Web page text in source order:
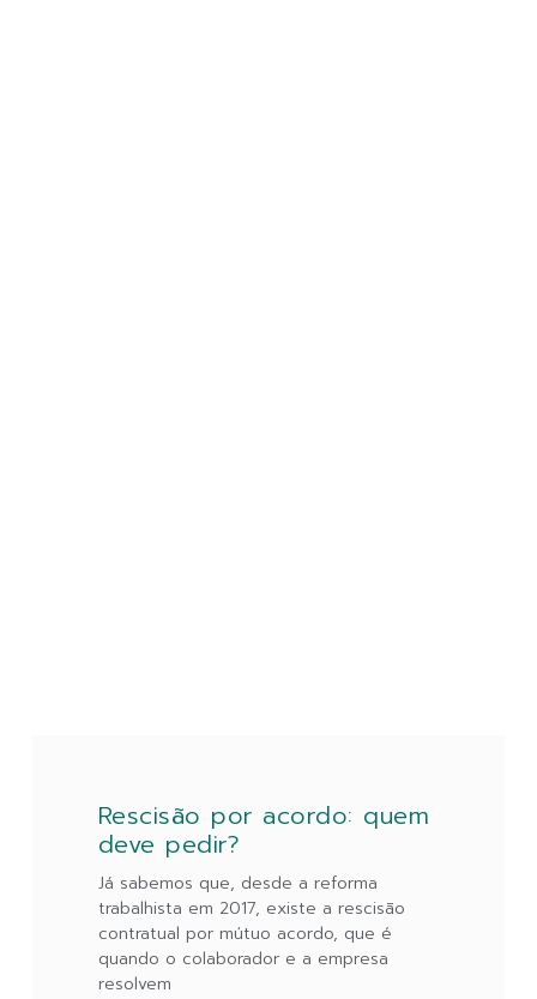
Rescisão por acordo: quem
deve pedir?
Já sabemos que, desde a reforma
trabalhista em 2017, existe a rescisão
contratual por mútuo acordo, que é
quando o colaborador e a empresa
resolvem